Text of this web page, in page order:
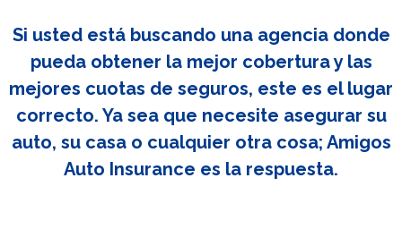
Si usted está buscando una agencia donde
pueda obtener la mejor cobertura y las
mejores cuotas de seguros, este es el lugar
correcto. Ya sea que necesite asegurar su
auto, su casa o cualquier otra cosa; Amigos
Auto Insurance es la respuesta.